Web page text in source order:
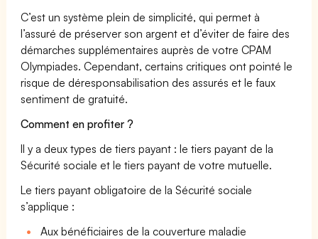
C’est un système plein de simplicité, qui permet à
l’assuré de préserver son argent et d’éviter de faire des
démarches supplémentaires auprès de votre CPAM
Olympiades. Cependant, certains critiques ont pointé le
risque de déresponsabilisation des assurés et le faux
sentiment de gratuité.
Comment en profiter ?
Il y a deux types de tiers payant : le tiers payant de la
Sécurité sociale et le tiers payant de votre mutuelle.
Le tiers payant obligatoire de la Sécurité sociale
s’applique :
Aux bénéficiaires de la couverture maladie